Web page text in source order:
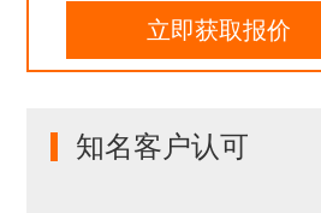
立即获取报价
知名客户认可